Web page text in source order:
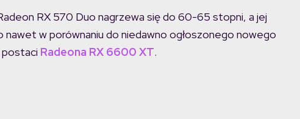
RX 570 Duo nagrzewa się do 60-65 stopni, a jej
w porównaniu do niedawno ogłoszonego nowego
postaci Radeona RX 6600 XT.